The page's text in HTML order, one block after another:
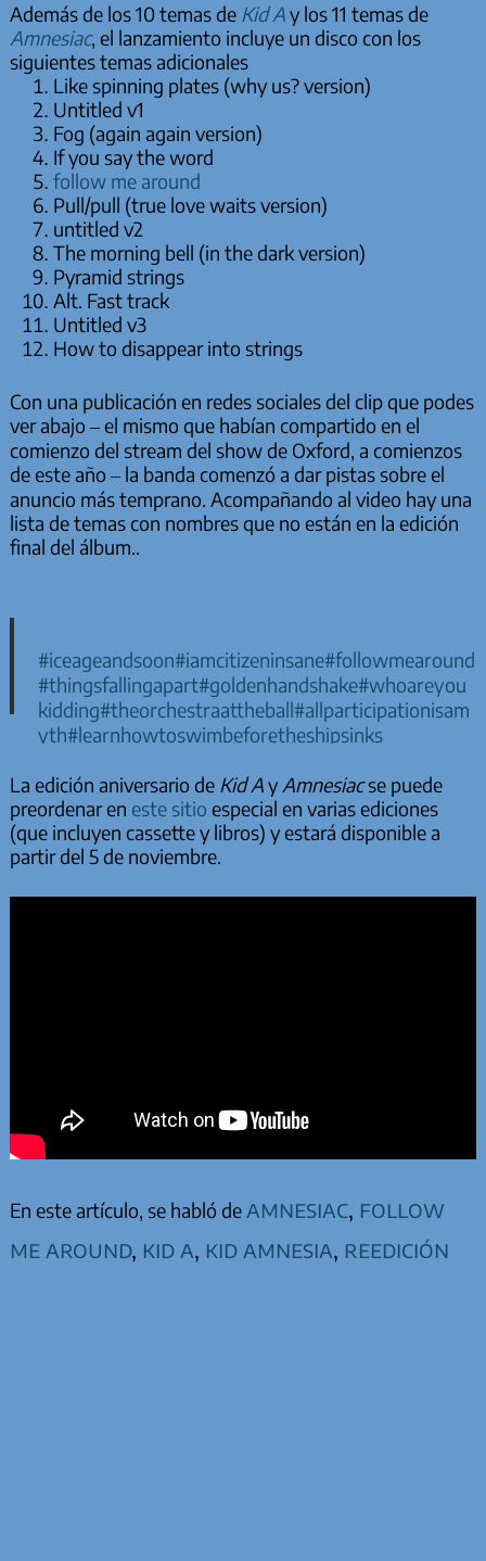
Además de los 10 temas de Kid Ay los 11 temas de
Amnesiac, el lanzamiento incluye un disco con los
siguientes temas adicionales
Like spinning plates (why us? version)
Untitled v1
Fog (again again version)
If you say the word
follow me around
Pull/pull (true love waits version)
untitled v2
The morning bell (in the dark version)
Pyramid strings
Alt. Fast track
Untitled v3
How to disappear into strings
Con una publicación en redes sociales del clip que podes
ver abajo – el mismo que habían compartido en el
comienzo del stream del show de Oxford, a comienzos
de este año – la banda comenzó a dar pistas sobre el
anuncio más temprano. Acompañando al video hay una
lista de temas con nombres que no están en la edición
final del álbum..
#iceageandsoon#iamcitizeninsane#followmearound
#thingsfallingapart#goldenhandshake#whoareyou
kidding#theorchestraattheball#allparticipationisam
yth#learnhowtoswimbeforetheshipsinks
— Radiohead (@radiohead) September 7, 2021
La edición aniversario de Kid AyAmnesiacse puede
preordenar en este sitio especial en varias ediciones
(que incluyen cassette y libros) y estará disponible a
partir del 5 de noviembre.
En este artículo, se habló de amnesiac, follow
me around, kid a, kid amnesia, reedición